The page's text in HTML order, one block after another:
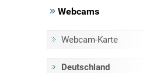
Webcams
Webcam-Karte
Deutschland